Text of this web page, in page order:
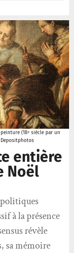
(18ᵉ siècle par un
entière
Noël
à la présence
révèle
sa mémoire